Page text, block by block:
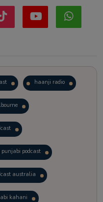
haanji radio
podcast
australia
kahani